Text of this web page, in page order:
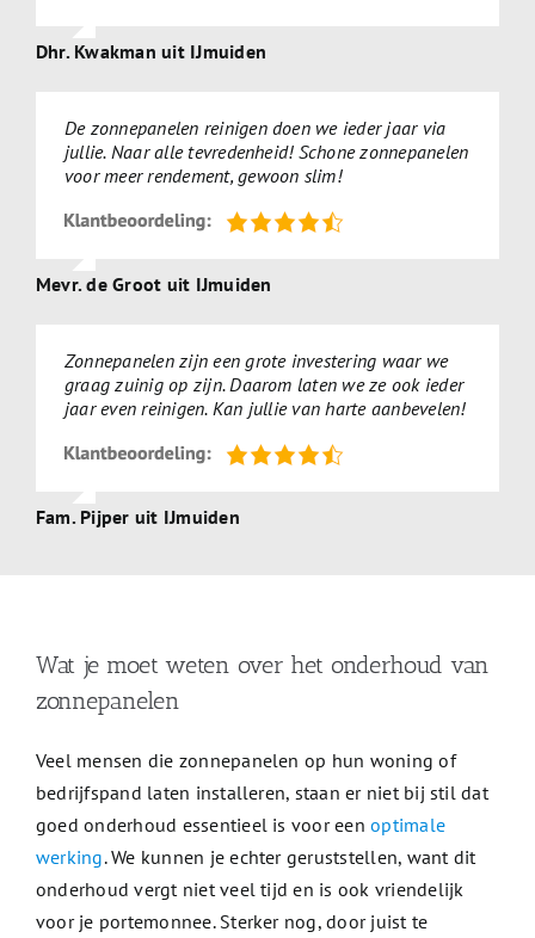
Dhr. Kwakman uit IJmuiden
De zonnepanelen reinigen doen we ieder jaar via
jullie. Naar alle tevredenheid! Schone zonnepanelen
voor meer rendement, gewoon slim!
Mevr. de Groot uit IJmuiden
Zonnepanelen zijn een grote investering waar we
graag zuinig op zijn. Daarom laten we ze ook ieder
jaar even reinigen. Kan jullie van harte aanbevelen!
Fam. Pijper uit IJmuiden
Wat je moet weten over het onderhoud van
zonnepanelen
Veel mensen die zonnepanelen op hun woning of
bedrijfspand laten installeren, staan er niet bij stil dat
goed onderhoud essentieel is voor eenoptimale
werking. We kunnen je echter geruststellen, want dit
onderhoud vergt niet veel tijd en is ook vriendelijk
voor je portemonnee. Sterker nog, door juist te